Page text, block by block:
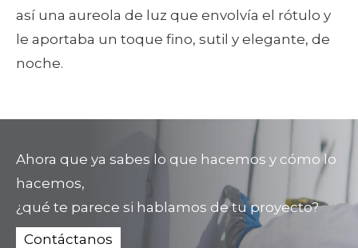
así una aureola de luz que envolvía el rótulo y
le aportaba un toque fino, sutil y elegante, de
noche.
Ahora que ya sabes lo que hacemos y cómo lo
hacemos,
¿qué te parece si hablamos de tu proyecto?
Contáctanos